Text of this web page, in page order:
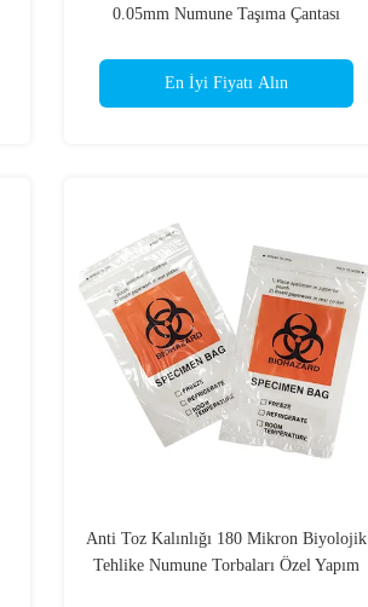
0.05mm Numune Taşıma Çantası
En İyi Fiyatı Alın
Anti Toz Kalınlığı 180 Mikron Biyolojik
Tehlike Numune Torbaları Özel Yapım